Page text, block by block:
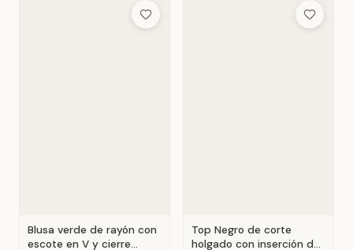
Add to Wish List
Blusa verde de rayón con
escote en V y cierre
Add to
Top Negro de corte
holgado con inserción de